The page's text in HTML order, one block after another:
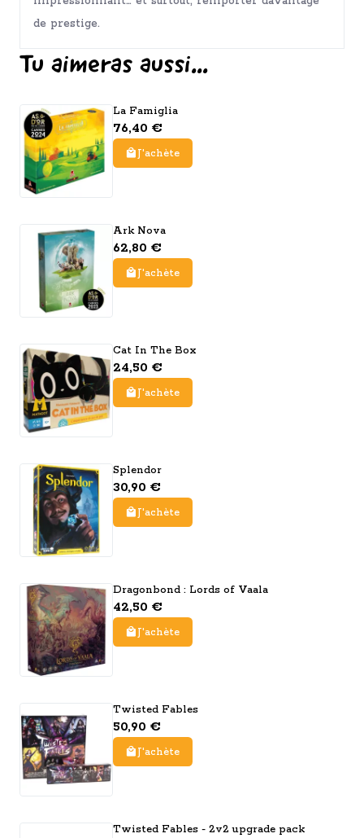
de prestige.
Tu aimeras aussi...
La Famiglia
76,40 €
J'achète
Ark Nova
62,80 €
J'achète
Cat In The Box
24,50 €
J'achète
Splendor
30,90 €
J'achète
Dragonbond : Lords of Vaala
42,50 €
J'achète
Twisted Fables
50,90 €
J'achète
Twisted Fables - 2v2 upgrade pack